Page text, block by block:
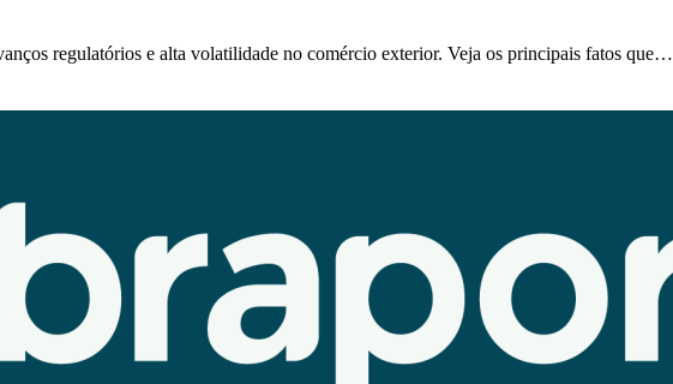
regulatórios e alta volatilidade no comércio exterior. Veja os principais fatos que…